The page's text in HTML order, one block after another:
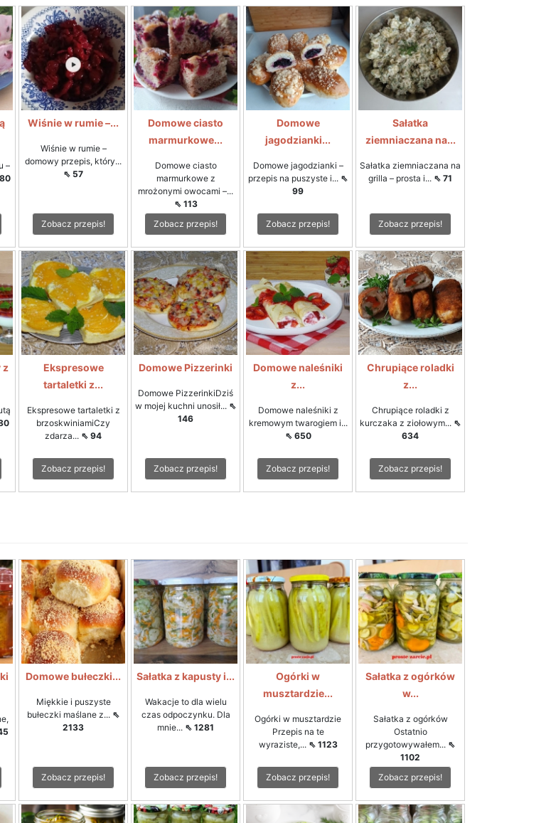
–
Wiśnie w rumie –...
Wiśnie w rumie –
domowy przepis, który...
⇖ 57
Zobacz przepis!
Domowe ciasto
marmurkowe...
Domowe ciasto
marmurkowe z
mrożonymi owocami –...
⇖ 113
Zobacz przepis!
Domowe
jagodzianki...
Domowe jagodzianki –
przepis na puszyste i... ⇖
99
Zobacz przepis!
Sałatka
ziemniaczana na...
Sałatka ziemniaczana na
grilla – prosta i... ⇖ 71
Zobacz przepis!
z
Ekspresowe
tartaletki z...
Ekspresowe tartaletki z
brzoskwiniamiCzy
zdarza... ⇖ 94
Zobacz przepis!
Domowe Pizzerinki
Domowe PizzerinkiDziś
w mojej kuchni unosił... ⇖
146
Zobacz przepis!
Domowe naleśniki
z...
Domowe naleśniki z
kremowym twarogiem i...
⇖ 650
Zobacz przepis!
Chrupiące roladki
z...
Chrupiące roladki z
kurczaka z ziołowym... ⇖
634
Zobacz przepis!
Domowe bułeczki...
Miękkie i puszyste
bułeczki maślane z... ⇖
2133
Zobacz przepis!
Sałatka z kapusty i...
Wakacje to dla wielu
czas odpoczynku. Dla
mnie... ⇖ 1281
Zobacz przepis!
Ogórki w
musztardzie...
Ogórki w musztardzie
Przepis na te
wyraziste,... ⇖ 1123
Zobacz przepis!
Sałatka z ogórków
w...
Sałatka z ogórków
Ostatnio
przygotowywałem... ⇖
1102
Zobacz przepis!